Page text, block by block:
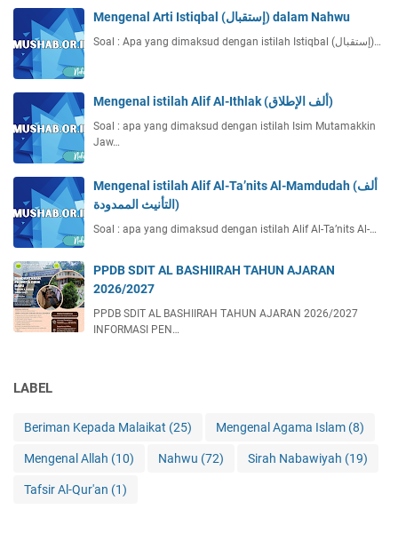
Mengenal Arti Istiqbal (إستقبال) dalam Nahwu
Soal : Apa yang dimaksud dengan istilah Istiqbal (إستقبال)…
Mengenal istilah Alif Al-Ithlak (ألف الإطلاق)
Soal : apa yang dimaksud dengan istilah Isim Mutamakkin
Jaw…
Mengenal istilah Alif Al-Ta’nits Al-Mamdudah (ألف
التأنيث الممدودة)
Soal : apa yang dimaksud dengan istilah Alif Al-Ta’nits Al-…
PPDB SDIT AL BASHIIRAH TAHUN AJARAN
2026/2027
PPDB SDIT AL BASHIIRAH TAHUN AJARAN 2026/2027
INFORMASI PEN…
LABEL
Beriman Kepada Malaikat (25) Mengenal Agama Islam (8)
Mengenal Allah (10) Nahwu (72) Sirah Nabawiyah (19)
Tafsir Al-Qur'an (1)